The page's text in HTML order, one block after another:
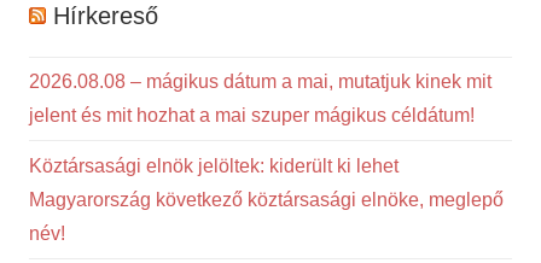
Hírkereső
2026.08.08 – mágikus dátum a mai, mutatjuk kinek mit
jelent és mit hozhat a mai szuper mágikus céldátum!
Köztársasági elnök jelöltek: kiderült ki lehet
Magyarország következő köztársasági elnöke, meglepő
név!